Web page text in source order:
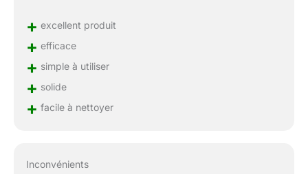
+ excellent produit
+ efficace
+ simple à utiliser
+ solide
+ facile à nettoyer
Inconvénients